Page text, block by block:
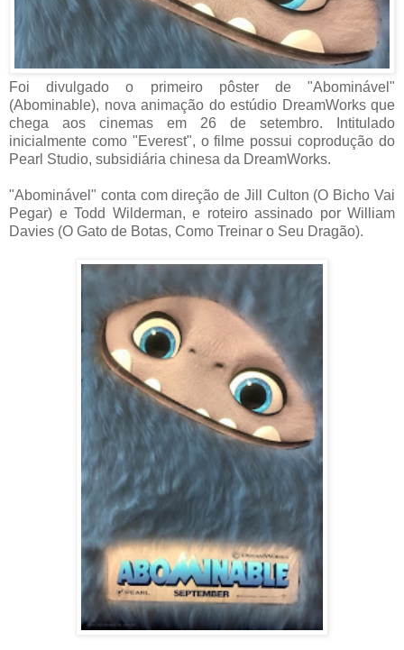
Foi divulgado o primeiro pôster de "Abominável"
(Abominable), nova animação do estúdio DreamWorks que
chega aos cinemas em 26 de setembro. Intitulado
inicialmente como "Everest", o filme possui coprodução do
Pearl Studio, subsidiária chinesa da DreamWorks.
"Abominável" conta com direção de Jill Culton (O Bicho Vai
Pegar) e Todd Wilderman, e roteiro assinado por William
Davies (O Gato de Botas, Como Treinar o Seu Dragão).